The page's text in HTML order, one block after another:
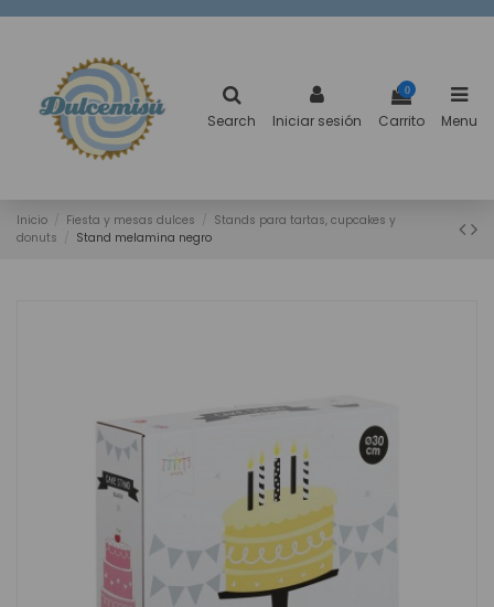
Search Iniciar sesión
0
Carrito Menu
Inicio Fiesta y mesas dulces
Stands para tartas, cupcakes y
donuts
Stand melamina negro